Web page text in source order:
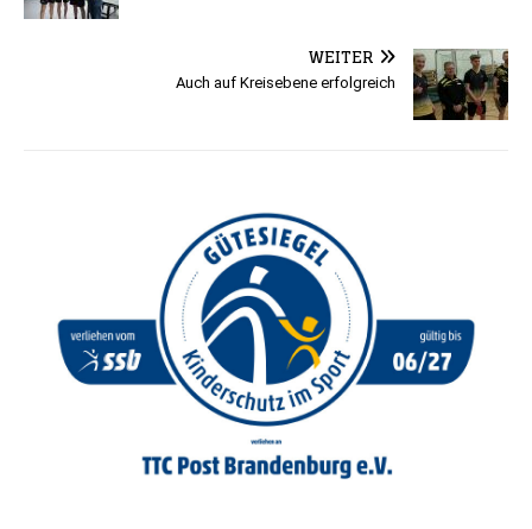
WEITER
Auch auf Kreisebene erfolgreich